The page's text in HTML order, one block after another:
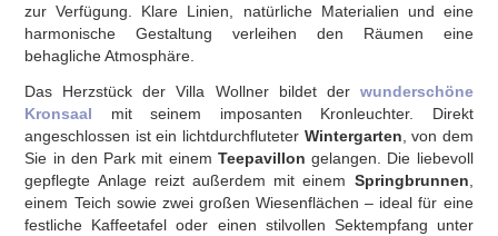
zur Verfügung. Klare Linien, natürliche Materialien und eine
harmonische Gestaltung verleihen den Räumen eine
behagliche Atmosphäre.
Das Herzstück der Villa Wollner bildet der wunderschöne
Kronsaal mit seinem imposanten Kronleuchter. Direkt
angeschlossen ist ein lichtdurchfluteter Wintergarten , von dem
Sie in den Park mit einem Teepavillon gelangen. Die liebevoll
gepflegte Anlage reizt außerdem mit einem Springbrunnen
einem Teich sowie zwei großen Wiesenflächen – ideal für eine
festliche Kaffeetafel oder einen stilvollen Sektempfang unter